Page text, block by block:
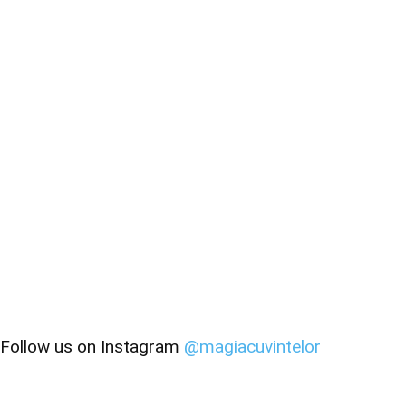
Follow us on Instagram @magiacuvintelor